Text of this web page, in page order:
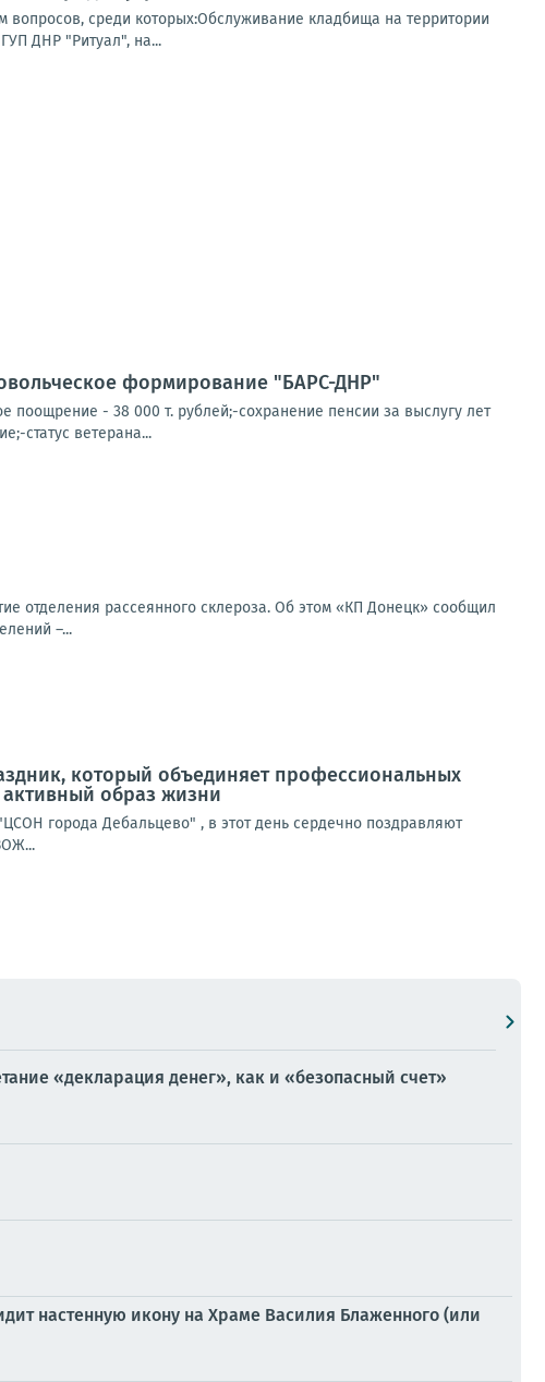
среди которых:Обслуживание кладбища на территории
ДНР "Ритуал", на...
формирование "БАРС-ДНР"
- 38 000 т. рублей;-сохранение пенсии за выслугу лет
статус ветерана...
отделения рассеянного склероза. Об этом «КП Донецк» сообщил
–...
который объединяет профессиональных
активный образ жизни
города Дебальцево" , в этот день сердечно поздравляют
«декларация денег», как и «безопасный счет»
настенную икону на Храме Василия Блаженного (или